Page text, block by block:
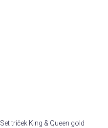
Set triček King & Queen gold